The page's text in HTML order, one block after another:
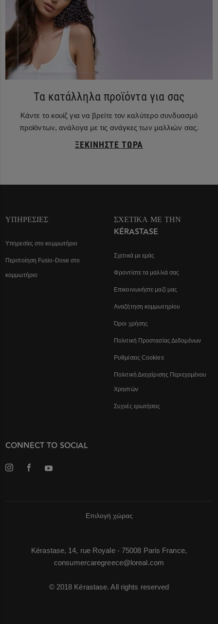
Τα κατάλληλα προϊόντα για σας
Κάντε το κουίζ για να βρείτε τον καλύτερο συνδυασμό
προϊόντων, ανάλογα με τις ανάγκες των μαλλιών σας.
ΞΕΚΙΝΉΣΤΕ ΤΏΡΑ
ΥΠΗΡΕΣΊΕΣ
Υπηρεσίες στο κομμωτήριο
Περιποίηση Fusio-Dose στο
κομμωτήριο
ΣΧΕΤΙΚΆ ΜΕ ΤΗΝ
KÉRASTASE
Σχετικά με εμάς
Φροντίστε τα μαλλιά σας
Επικοινωνήστε μαζί μας
Αναζήτηση κομμωτηρίου
Όροι χρήσης
Πολιτική Προστασίας Δεδομένων
Ρυθμίσεις Cookies
Πολιτική Διαχείρισης Περιεχομένου
Χρηστών
Συχνές ερωτήσεις
CONNECT TO SOCIAL
Επιλογή χώρας
Kérastase, 14, rue Royale - 75008 Paris France,
consumercaregreece@loreal.com
© 2018 Kérastase. All rights reserved